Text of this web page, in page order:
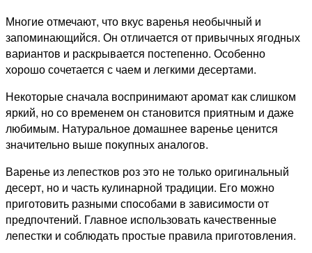
Многие отмечают, что вкус варенья необычный и
запоминающийся. Он отличается от привычных ягодных
вариантов и раскрывается постепенно. Особенно
хорошо сочетается с чаем и легкими десертами.
Некоторые сначала воспринимают аромат как слишком
яркий, но со временем он становится приятным и даже
любимым. Натуральное домашнее варенье ценится
значительно выше покупных аналогов.
Варенье из лепестков роз это не только оригинальный
десерт, но и часть кулинарной традиции. Его можно
приготовить разными способами в зависимости от
предпочтений. Главное использовать качественные
лепестки и соблюдать простые правила приготовления.